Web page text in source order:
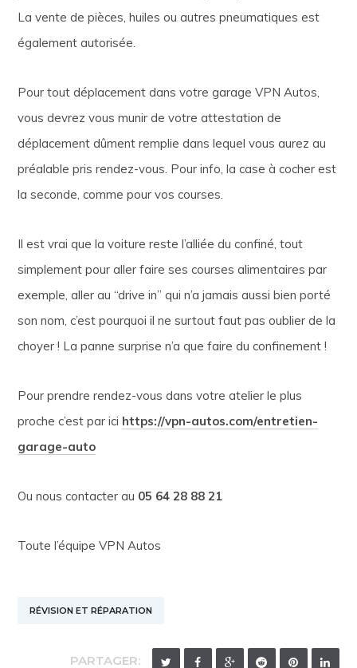
La vente de pièces, huiles ou autres pneumatiques est
également autorisée.
Pour tout déplacement dans votre garage VPN Autos,
vous devrez vous munir de votre attestation de
déplacement dûment remplie dans lequel vous aurez au
préalable pris rendez-vous. Pour info, la case à cocher est
la seconde, comme pour vos courses.
Il est vrai que la voiture reste l’alliée du confiné, tout
simplement pour aller faire ses courses alimentaires par
exemple, aller au “drive in” qui n’a jamais aussi bien porté
son nom, c’est pourquoi il ne surtout faut pas oublier de la
choyer ! La panne surprise n’a que faire du confinement !
Pour prendre rendez-vous dans votre atelier le plus
proche c’est par ici https://vpn-autos.com/entretien-
garage-auto
Ou nous contacter au 05 64 28 88 21
Toute l’équipe VPN Autos
RÉVISION ET RÉPARATION
PARTAGER: